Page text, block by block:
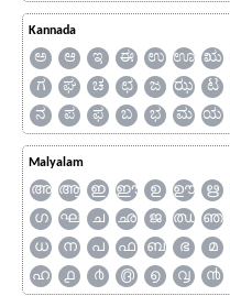
Kannada
ಅ ಆ ಇ ಈ ಉ ಊ ಋ
ಗ
ಘ ಚ ಛ ಜ ಝ ಟ
ನ
ಪ ಫ ಬ ಭ ಮ ಯ
Malyalam
അ ആ ഇ ഈ ഉ ഊ ഋ
ഗ
ഘ ച ഛ ജ ഝ ഞ
ധ
ന പ ഫ ബ ഭ മ
ഹ
൧ ൪ ൫ ൭ ൮ ൯